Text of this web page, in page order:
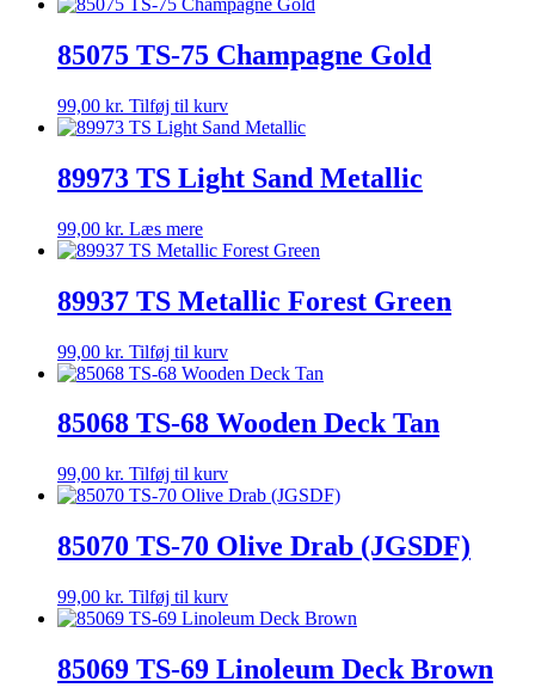
85075 TS-75 Champagne Gold
99,00 kr. Tilføj til kurv
89973 TS Light Sand Metallic
99,00 kr. Læs mere
89937 TS Metallic Forest Green
99,00 kr. Tilføj til kurv
85068 TS-68 Wooden Deck Tan
99,00 kr. Tilføj til kurv
85070 TS-70 Olive Drab (JGSDF)
99,00 kr. Tilføj til kurv
85069 TS-69 Linoleum Deck Brown